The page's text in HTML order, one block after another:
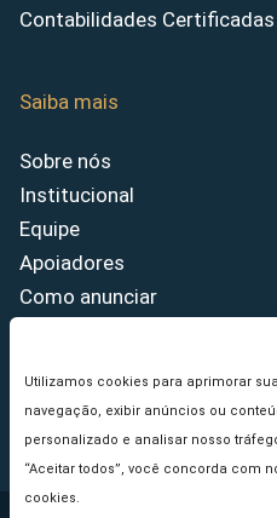
Utilizamos cookies para aprimorar
navegação, exibir anúncios ou
personalizado e analisar nosso
“Aceitar todos”, você concorda com
cookies.
Contabilidades Certificadas
Saiba mais
Sobre nós
Institucional
Equipe
Apoiadores
Como anunciar
Princípios Editoriais